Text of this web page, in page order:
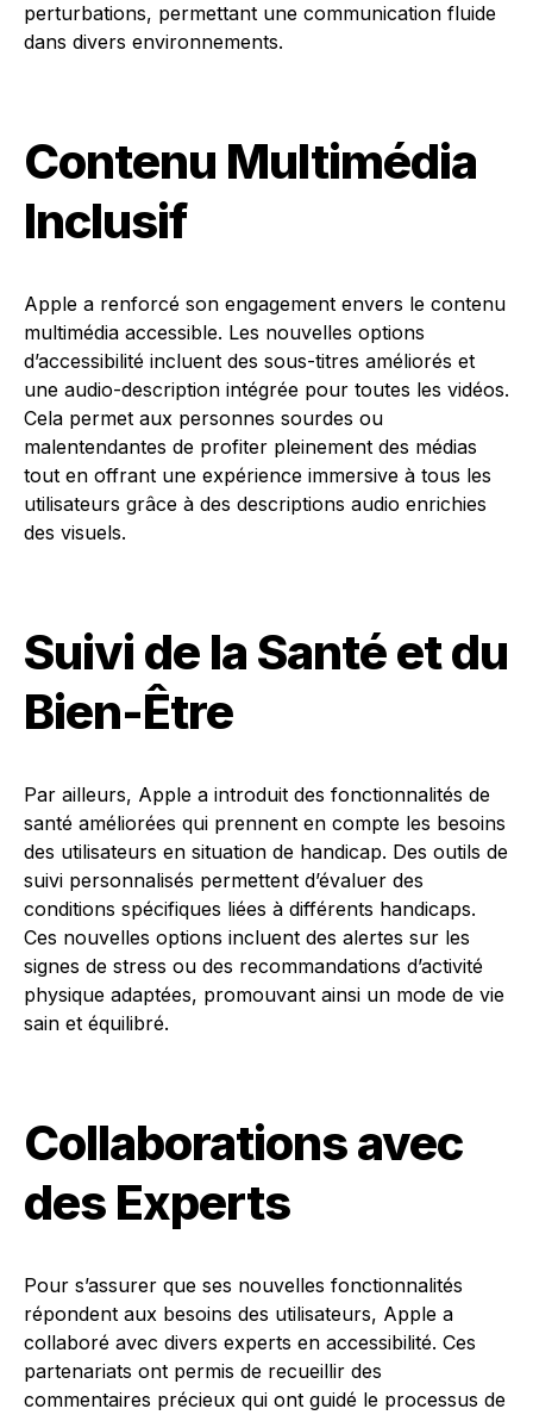
perturbations, permettant une communication fluide
dans divers environnements.
Contenu Multimédia
Inclusif
Apple a renforcé son engagement envers le contenu
multimédia accessible. Les nouvelles options
d’accessibilité incluent des sous-titres améliorés et
une audio-description intégrée pour toutes les vidéos.
Cela permet aux personnes sourdes ou
malentendantes de profiter pleinement des médias
tout en offrant une expérience immersive à tous les
utilisateurs grâce à des descriptions audio enrichies
des visuels.
Suivi de la Santé et du
Bien-Être
Par ailleurs, Apple a introduit des fonctionnalités de
santé améliorées qui prennent en compte les besoins
des utilisateurs en situation de handicap. Des outils de
suivi personnalisés permettent d’évaluer des
conditions spécifiques liées à différents handicaps.
Ces nouvelles options incluent des alertes sur les
signes de stress ou des recommandations d’activité
physique adaptées, promouvant ainsi un mode de vie
sain et équilibré.
Collaborations avec
des Experts
Pour s’assurer que ses nouvelles fonctionnalités
répondent aux besoins des utilisateurs, Apple a
collaboré avec divers experts en accessibilité. Ces
partenariats ont permis de recueillir des
commentaires précieux qui ont guidé le processus de